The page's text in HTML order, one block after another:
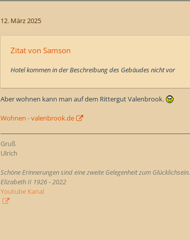
12. März 2025
Zitat von Samson
Hotel kommen in der Beschreibung des Gebäudes nicht vor
Aber wohnen kann man auf dem Rittergut Valenbrook.
Wohnen - valenbrook.de
Gruß
Ulrich
Schöne Erinnerungen sind eine zweite Gelegenheit zum Glücklichsein.
Elizabeth II 1926 - 2022
Youtube Kanal